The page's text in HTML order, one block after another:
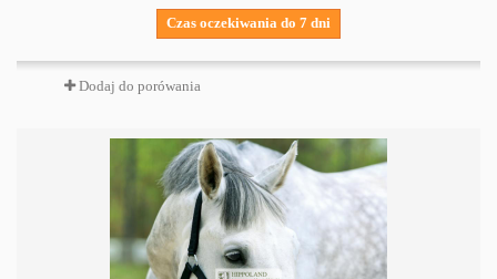
Czas oczekiwania do 7 dni
Dodaj do porówania